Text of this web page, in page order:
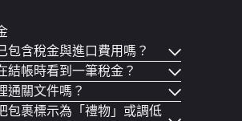
包含稅金與進口費用嗎？
結帳時看到一筆稅金？
通關文件嗎？
包裹標示為「禮物」或調低